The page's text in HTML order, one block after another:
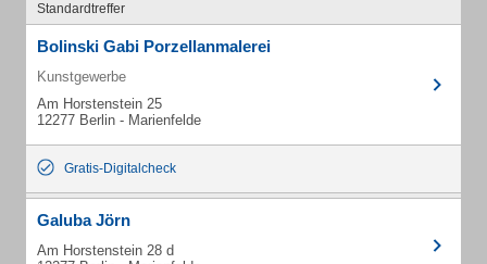
Standardtreffer
Bolinski Gabi Porzellanmalerei
Kunstgewerbe
Am Horstenstein 25
12277 Berlin - Marienfelde
Gratis-Digitalcheck
Galuba Jörn
Am Horstenstein 28 d